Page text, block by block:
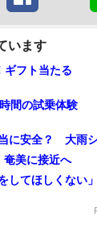
います
フト当たる
間の試乗体験
に安全？ 大雨
地域の...
美に接近へ
してほしくない